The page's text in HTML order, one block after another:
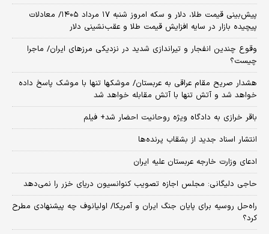
پیش‌بینی قیمت طلا، دلار و سکه امروز شنبه ۱۷ مرداد ۱۴۰۵/ معادلات
پیچیده بازار در سایه افزایش قیمت طلا و عقب‌نشینی دلار
وقوع چندین انفجار و تیراندازی شدید در نزدیکی مرز‌های ایران/ ماجرا
چیست؟
هشدار صریح مقام عراقی به عربستان/ موشکها تنها با موشک پاسخ داده
خواهد شد و آتش تنها با آتش مقابله خواهد شد
باقر خرازی به دادگاه ویژه روحانیت احضار شد+ فیلم
انتشار اسناد جدید از بشقاب پرنده‌ها
ادعای وزارت خارجه عربستان علیه ایران
حاجی دلیگانی: مجلس اجازه تصویب کنوانسیون دریای خزر را نمی‌دهد
راه‌حل روسیه برای پایان جنگ ایران و آمریکا/ اولیانوف چه پیشنهادی مطرح
کرد؟